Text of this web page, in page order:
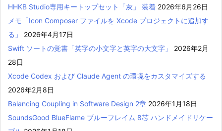
HHKB Studio専用キートップセット「灰」 装着 2026年6月26日
メモ「Icon Composer ファイルを Xcode プロジェクトに追加す
る」
2026年4月17日
Swift ソートの覚書「英字の小文字と英字の大文字」
2026年2月
28日
Xcode Codex および Claude Agent の環境をカスタマイズする
2026年2月8日
Balancing Coupling in Software Design 2章 2026年1月18日
SoundsGood BlueFlame ブルーフレイム 8芯 ハンドメイドリケー